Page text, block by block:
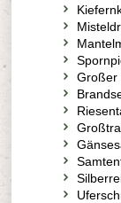
Großer